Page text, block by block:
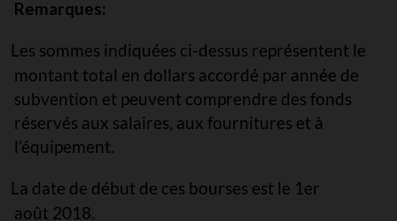
Remarques:
Les sommes indiquées ci-dessus représentent le
montant total en dollars accordé par année de
subvention et peuvent comprendre des fonds
réservés aux salaires, aux fournitures et à
l’équipement.
La date de début de ces bourses est le 1er
août 2018.